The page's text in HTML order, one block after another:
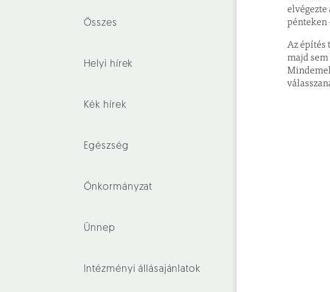
Összes
Helyi hírek
Kék hírek
Egészség
Önkormányzat
Ünnep
Intézményi állásajánlatok
elvégezte
pénteken
Az építés
majd